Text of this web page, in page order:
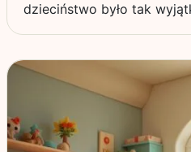
dzieciństwo było tak